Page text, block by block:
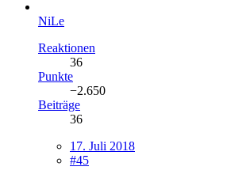
NiLe
Reaktionen
36
Punkte
−2.650
Beiträge
36
17. Juli 2018
#45